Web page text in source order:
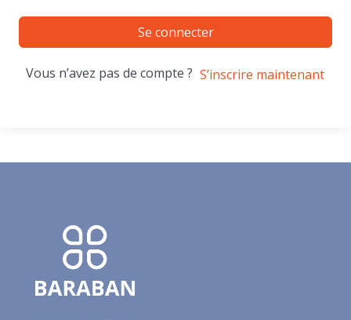
Se connecter
Vous n’avez pas de compte ? S’inscrire maintenant